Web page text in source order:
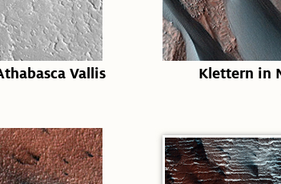
Vallis
Klettern in